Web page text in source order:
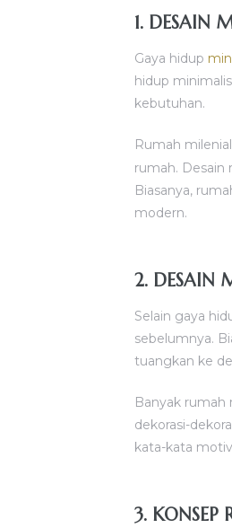
1. DESAIN
Gaya hidup
hidup
kebutuhan.
Rumah
rumah. Desain
Biasanya,
modern.
2. DESAIN
Selain gaya
sebelumnya.
tuangkan ke
Banyak rumah
dekorasi-
kata-kata
3.